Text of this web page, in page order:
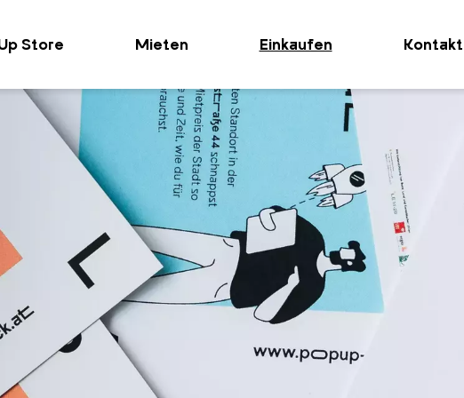
Store Mieten Einkaufen Kontakt